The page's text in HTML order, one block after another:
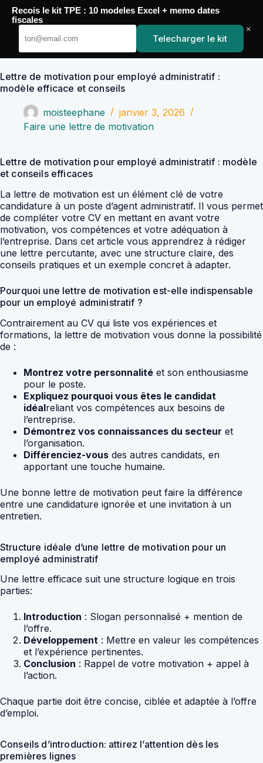
Passer
contenu
YoupiJobs
Lettre de motivation pour employé administratif :
modèle efficace et conseils
moisteephane
janvier 3, 2026
Faire une lettre de motivation
Lettre de motivation pour employé administratif : modèle
et conseils efficaces
La lettre de motivation est un élément clé de votre
candidature à un poste d’agent administratif. Il vous permet
de compléter votre CV en mettant en avant votre
motivation, vos compétences et votre adéquation à
l’entreprise. Dans cet article vous apprendrez à rédiger
une lettre percutante, avec une structure claire, des
conseils pratiques et un exemple concret à adapter.
Pourquoi une lettre de motivation est-elle indispensable
pour un employé administratif ?
Contrairement au CV qui liste vos expériences et
formations, la lettre de motivation vous donne la possibilité
de :
Montrez votre personnalité et son enthousiasme
pour le poste.
Expliquez pourquoi vous êtes le candidat
idéalreliant vos compétences aux besoins de
l’entreprise.
Démontrez vos connaissances du secteur et
l’organisation.
Différenciez-vous des autres candidats, en
apportant une touche humaine.
Une bonne lettre de motivation peut faire la différence
entre une candidature ignorée et une invitation à un
entretien.
Structure idéale d’une lettre de motivation pour un
employé administratif
Une lettre efficace suit une structure logique en trois
parties:
Introduction : Slogan personnalisé + mention de
l’offre.
Développement : Mettre en valeur les compétences
et l’expérience pertinentes.
Conclusion : Rappel de votre motivation + appel à
l’action.
Chaque partie doit être concise, ciblée et adaptée à l’offre
d’emploi.
Conseils d’introduction: attirez l’attention dès les
premières lignes
Recois le kit TPE : 10 modeles Excel + memo dates
fiscales
Telecharger le kit
×